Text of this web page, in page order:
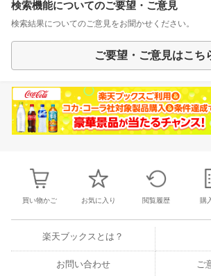
検索機能についてのご要望・ご意見
検索結果についてのご意見をお聞かせください。
ご要望・ご意見はこち
買い物かご お気に入り 閲覧履歴 購
楽天ブックスとは？
お問い合わせ ご